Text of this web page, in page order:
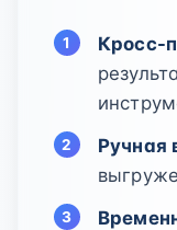
Кросс-
Ручная